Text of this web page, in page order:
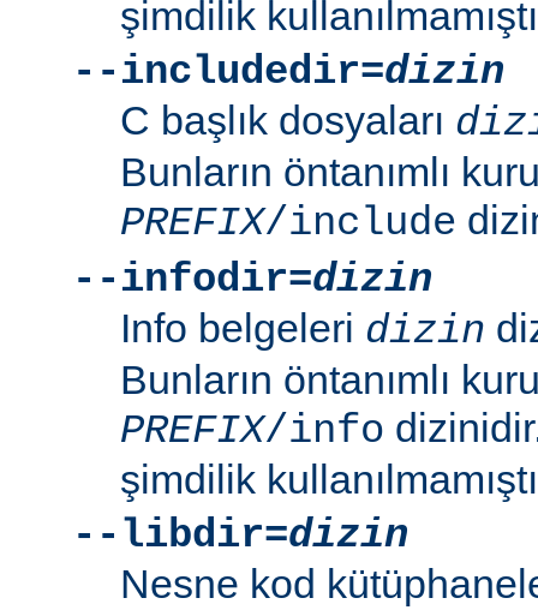
şimdilik
--includedir=dizin
C başlık dosyaları
Bunların öntanımlı
PREFIX/include
--infodir=dizin
Info belgeleri dizin
Bunların öntanımlı
PREFIX/info
şimdilik
--libdir=dizin
Nesne kod